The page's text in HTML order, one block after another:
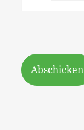
Abschicken